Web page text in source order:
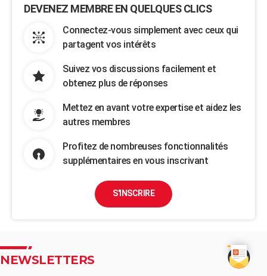
DEVENEZ MEMBRE EN QUELQUES CLICS
Connectez-vous simplement avec ceux qui
partagent vos intérêts
Suivez vos discussions facilement et
obtenez plus de réponses
Mettez en avant votre expertise et aidez les
autres membres
Profitez de nombreuses fonctionnalités
supplémentaires en vous inscrivant
S'INSCRIRE
NEWSLETTERS